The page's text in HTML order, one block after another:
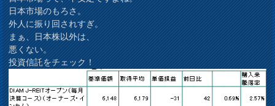
日本市場のもろさ。
外人に振り回されすぎ。
まぁ、日本株以外は、
悪くない。
投資信託をチェック！